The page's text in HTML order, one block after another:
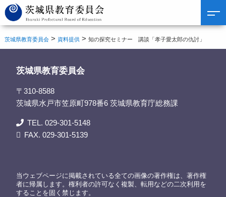
茨城県教育委員会 > 資料提供 >知の探究セミナー 講談「孝子愛太郎の仇討」
茨城県教育委員会
〒310-8588
茨城県水戸市笠原町978番6 茨城県教育庁総務課
TEL. 029-301-5148
FAX. 029-301-5139
当ウェブページに掲載されている全ての画像の著作権は、著作権
者に帰属します。権利者の許可なく複製、転用などの二次利用を
することを固く禁じます。